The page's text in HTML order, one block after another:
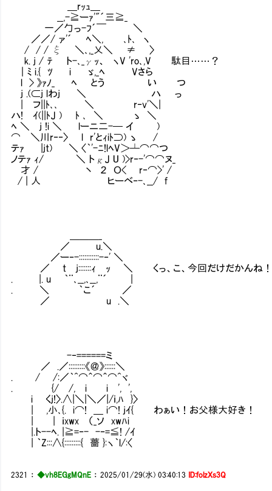
＿rｯｭ＿
__,-≧ーｧ'"´三≧_
一／勹っ-ﾌ´￣ ＼
／／/ ァ'´ ﾍ＼, ､ﾄ､ ヽ
/ / / ξ ＼､,_乂＼ ≠ 〉
k. j / ﾃ ト-､_γｯ、 ヽV 'ro､,V 駄目……？
｜ﾐ i.{ ﾂ i ゞ,_ﾍ Vさら
l > 》ｧﾉ_ ﾍ とう い つ
j .(⊂j lわj ＼ ハ っ
| フ||ﾄ､､ ＼ r‐v'＼|
ハ! ｲ(||ﾄJ ) ﾄ ､ ＼ ゝ ＼
ﾍ ＼ j !i ＼ lーニ二-─ イ )
⌒ ＼川r‐‐〉 l r'とｨiﾄ⊃) ゝ /
テｧ |jt) ＼ 〈｀'-ﾆ!lﾍV＞┴⌒⌒つ
ノテｧ ｨ/ ＼ トκJ U )>r‐-'⌒⌒ヌ_
才 / 丶 ２ Ｏ< r‐⌒>' /
/ | 人 ヒーベ‐-､__/ f
／ u.＼
／ー‐-:::::::::::-‐' ＼
／ t j:::::::ｨ ｯ ＼ くっ、こ、今回だけだかんね！
. |. u ｀¨､__,､__,¨´ |
. ＼ ｀こ´ ／
／ u .＼
-‐======ミ
／ .／:::::::::《＠》::::::＼
. / /:／｀^⌒＾⌒＾⌒^ヾ
. {/ /, i i ', ',
i くj!〉.∧|＼|＼／|/ｉ,ﾊ }〉
| ,小､{. i⌒! ＿ i⌒! jｲ{ わぁい！お父様大好き！
| | ｉxwx （_ソ xwﾊi
|.ト--ﾍ. |≧=‐- -‐=≦! /ｲ
| ｀Z:::∧{:::::::::{ 薔 }:ヽ｀l/:〈
2321 ：◆vh8EGgMQnE ：2025/01/29(水) 03:40:13 ID:folzXs3Q